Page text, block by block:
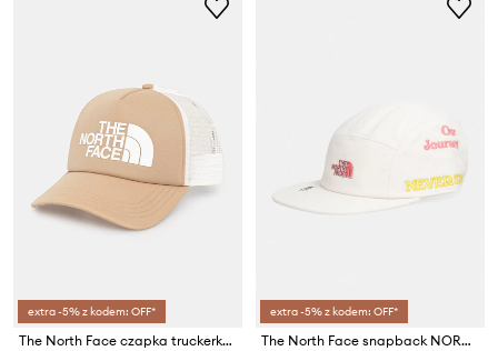
extra -5% z kodem: OFF*
The North Face czapka truckerka TNF Logo Trucker
extra -5% z kodem: OFF*
The North Face snapback NORM CAMP